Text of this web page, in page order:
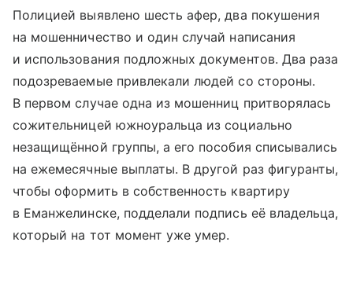
Полицией выявлено шесть афер, два покушения
на мошенничество и один случай написания
и использования подложных документов. Два раза
подозреваемые привлекали людей со стороны.
В первом случае одна из мошенниц притворялась
сожительницей южноуральца из социально
незащищённой группы, а его пособия списывались
на ежемесячные выплаты. В другой раз фигуранты,
чтобы оформить в собственность квартиру
в Еманжелинске, подделали подпись её владельца,
который на тот момент уже умер.